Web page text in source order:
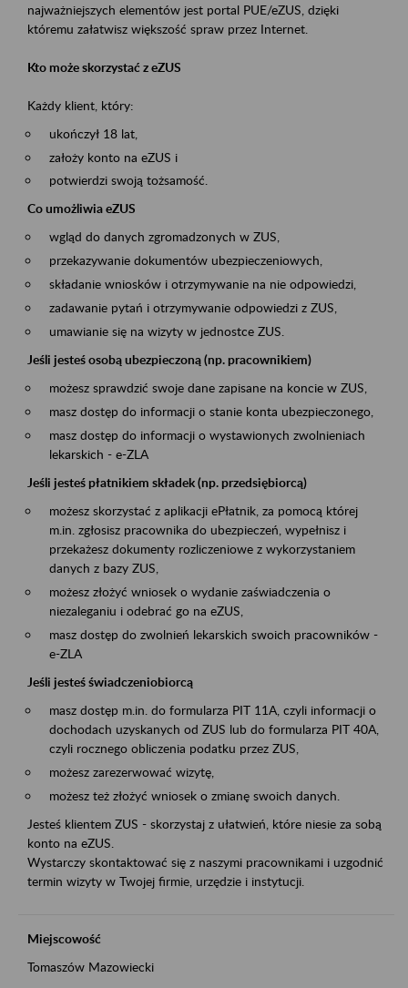
najważniejszych elementów jest portal PUE/eZUS, dzięki
któremu załatwisz większość spraw przez Internet.
Kto może skorzystać z eZUS
Każdy klient, który:
ukończył 18 lat,
założy konto na eZUS i
potwierdzi swoją tożsamość.
Co umożliwia eZUS
wgląd do danych zgromadzonych w ZUS,
przekazywanie dokumentów ubezpieczeniowych,
składanie wniosków i otrzymywanie na nie odpowiedzi,
zadawanie pytań i otrzymywanie odpowiedzi z ZUS,
umawianie się na wizyty w jednostce ZUS.
Jeśli jesteś osobą ubezpieczoną (np. pracownikiem)
możesz sprawdzić swoje dane zapisane na koncie w ZUS,
masz dostęp do informacji o stanie konta ubezpieczonego,
masz dostęp do informacji o wystawionych zwolnieniach
lekarskich - e-ZLA
Jeśli jesteś płatnikiem składek (np. przedsiębiorcą)
możesz skorzystać z aplikacji ePłatnik, za pomocą której
m.in. zgłosisz pracownika do ubezpieczeń, wypełnisz i
przekażesz dokumenty rozliczeniowe z wykorzystaniem
danych z bazy ZUS,
możesz złożyć wniosek o wydanie zaświadczenia o
niezaleganiu i odebrać go na eZUS,
masz dostęp do zwolnień lekarskich swoich pracowników -
e-ZLA
Jeśli jesteś świadczeniobiorcą
masz dostęp m.in. do formularza PIT 11A, czyli informacji o
dochodach uzyskanych od ZUS lub do formularza PIT 40A,
czyli rocznego obliczenia podatku przez ZUS,
możesz zarezerwować wizytę,
możesz też złożyć wniosek o zmianę swoich danych.
Jesteś klientem ZUS - skorzystaj z ułatwień, które niesie za sobą
konto na eZUS.
Wystarczy skontaktować się z naszymi pracownikami i uzgodnić
termin wizyty w Twojej firmie, urzędzie i instytucji.
Miejscowość
Tomaszów Mazowiecki